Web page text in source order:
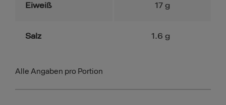
Eiweiß 17 g
Salz 1.6 g
Alle Angaben pro Portion